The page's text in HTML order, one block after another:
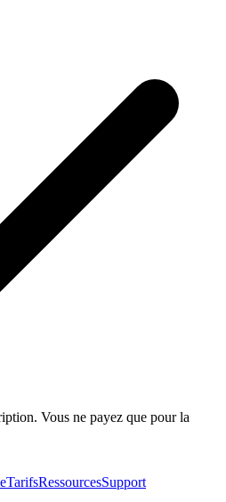
Vous ne payez que pour la
TarifsRessourcesSupport